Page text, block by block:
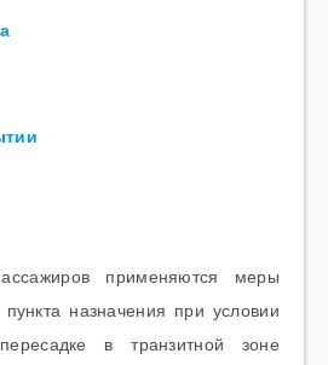
применяются меры
назначения при условии
в транзитной зоне